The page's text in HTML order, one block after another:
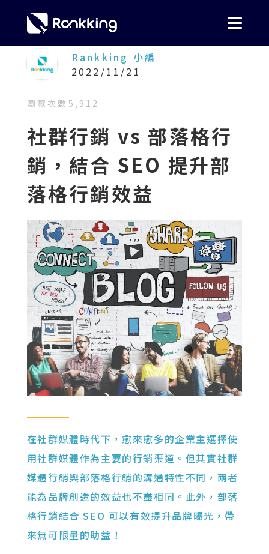
Rankking 小編
2022/11/21
瀏覽次數 5,912
社群行銷 vs 部落格行
銷，結合 SEO 提升部
落格行銷效益
在社群媒體時代下，愈來愈多的企業主選擇使
用社群媒體作為主要的行銷渠道。但其實社群
媒體行銷與部落格行銷的溝通特性不同，兩者
能為品牌創造的效益也不盡相同。此外，部落
格行銷結合 SEO 可以有效提升品牌曝光，帶
來無可限量的助益！